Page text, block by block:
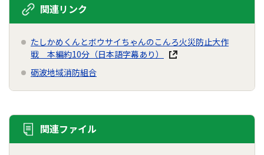
関連リンク
たしかめくんとボウサイちゃんのこんろ火災防止大作
戦 本編約10分（日本語字幕あり）
砺波地域消防組合
関連ファイル